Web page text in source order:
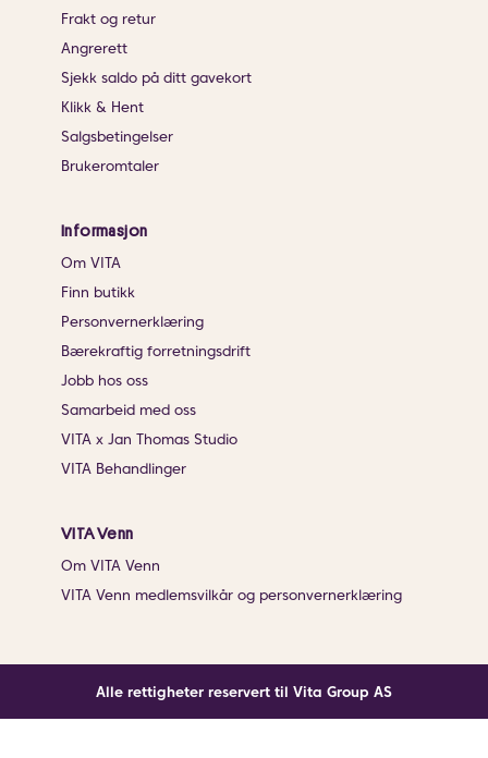
Frakt og retur
Angrerett
Sjekk saldo på ditt gavekort
Klikk & Hent
Salgsbetingelser
Brukeromtaler
Informasjon
Om VITA
Finn butikk
Personvernerklæring
Bærekraftig forretningsdrift
Jobb hos oss
Samarbeid med oss
VITA x Jan Thomas Studio
VITA Behandlinger
VITA Venn
Om VITA Venn
VITA Venn medlemsvilkår og personvernerklæring
Alle rettigheter reservert til Vita Group AS